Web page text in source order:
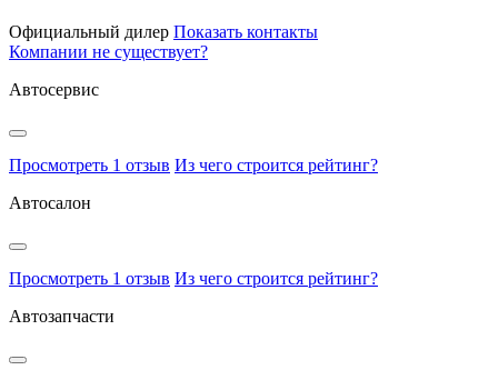
Официальный дилер Показать контакты
Компании не существует?
Автосервис
Просмотреть 1 отзыв Из чего строится рейтинг?
Автосалон
Просмотреть 1 отзыв Из чего строится рейтинг?
Автозапчасти